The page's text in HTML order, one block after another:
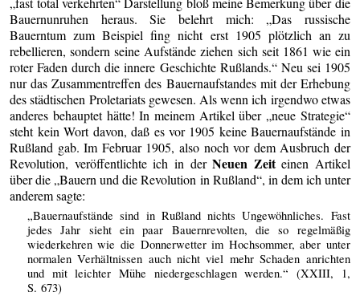
Bauernunruhen heraus. Sie belehrt mich: „Das russische
Bauerntum zum Beispiel fing nicht erst 1905 plötzlich an zu
rebellieren, sondern seine Aufstände ziehen sich seit 1861 wie ein
roter Faden durch die innere Geschichte Rußlands.“ Neu sei 1905
nur das Zusammentreffen des Bauernaufstandes mit der Erhebung
des städtischen Proletariats gewesen. Als wenn ich irgendwo etwas
anderes behauptet hätte! In meinem Artikel über „neue Strategie“
steht kein Wort davon, daß es vor 1905 keine Bauernaufstände in
Rußland gab. Im Februar 1905, also noch vor dem Ausbruch der
Revolution, veröffentlichte ich in derNeuen Zeiteinen Artikel
über die „Bauern und die Revolution in Rußland“, in dem ich unter
anderem sagte:
„Bauernaufstände sind in Rußland nichts Ungewöhnliches. Fast
jedes Jahr sieht ein paar Bauernrevolten, die so regelmäßig
wiederkehren wie die Donnerwetter im Hochsommer, aber unter
normalen Verhältnissen auch nicht viel mehr Schaden anrichten
und mit leichter Mühe niedergeschlagen werden.“ (XXIII, 1,
S. 673)